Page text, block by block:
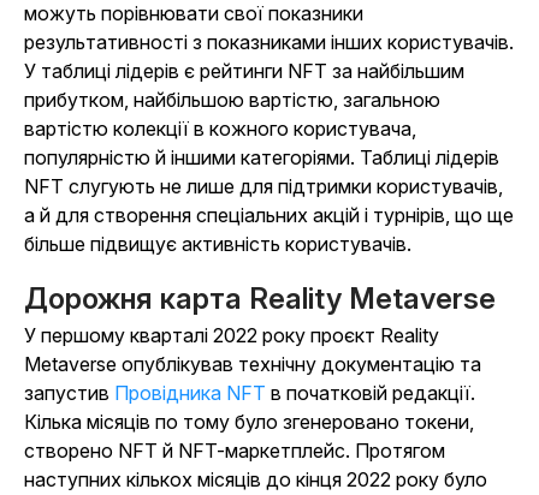
можуть порівнювати свої показники
результативності з показниками інших користувачів.
У таблиці лідерів є рейтинги NFT за найбільшим
прибутком, найбільшою вартістю, загальною
вартістю колекції в кожного користувача,
популярністю й іншими категоріями. Таблиці лідерів
NFT слугують не лише для підтримки користувачів,
а й для створення спеціальних акцій і турнірів, що ще
більше підвищує активність користувачів.
Дорожня карта Reality Metaverse
У першому кварталі 2022 року проєкт Reality
Metaverse опублікував технічну документацію та
запустив Провідника NFT в початковій редакції.
Кілька місяців по тому було згенеровано токени,
створено NFT й NFT-маркетплейс. Протягом
наступних кількох місяців до кінця 2022 року було